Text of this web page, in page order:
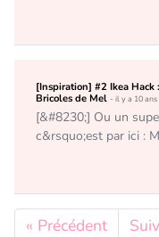
[Inspiration] #2 Ikea Hack
Bricoles de Mel - il y a 10 ans
[&#8230;] Ou un
c&rsquo;est par ici :
« Précédent